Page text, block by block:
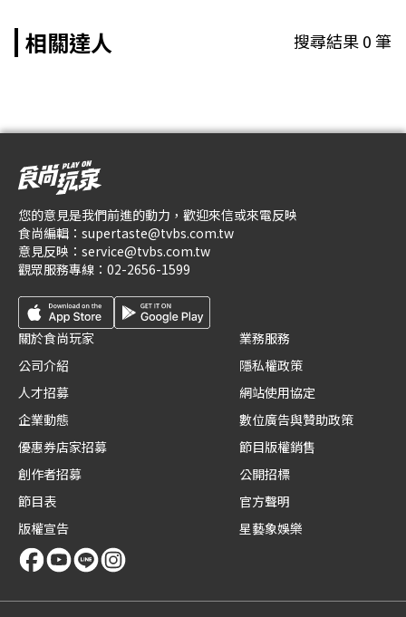
相關達人 搜尋結果0筆
您的意見是我們前進的動力，歡迎來信或來電反映
食尚編輯： supertaste@tvbs.com.tw
意見反映： service@tvbs.com.tw
觀眾服務專線： 02-2656-1599
關於食尚玩家
公司介紹
人才招募
企業動態
優惠券店家招募
創作者招募
節目表
版權宣告
業務服務
隱私權政策
網站使用協定
數位廣告與贊助政策
節目版權銷售
公開招標
官方聲明
星藝象娛樂